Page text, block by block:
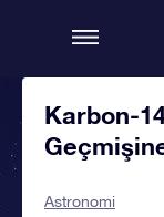
Karbon-
Astronomi